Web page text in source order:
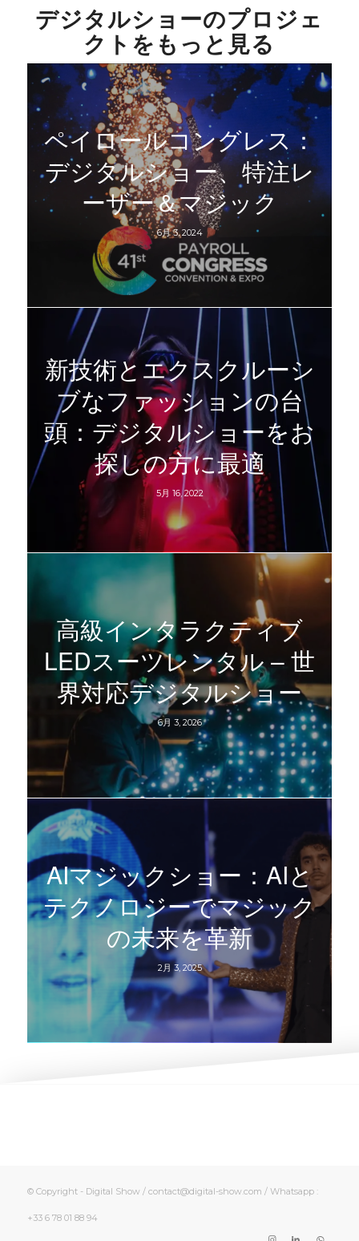
デジタルショーのプロジェ
クトをもっと見る
ペイロールコングレス：
デジタルショー、特注レ
ーザー＆マジック
6月 3, 2024
新技術とエクスクルーシ
ブなファッションの台
頭：デジタルショーをお
探しの方に最適
5月 16, 2022
高級インタラクティブ
LEDスーツレンタル – 世
界対応デジタルショー
6月 3, 2026
AIマジックショー：AIと
テクノロジーでマジック
の未来を革新
2月 3, 2025
© Copyright - Digital Show / contact@digital-show.com / Whatsapp :
+33 6 78 01 88 94